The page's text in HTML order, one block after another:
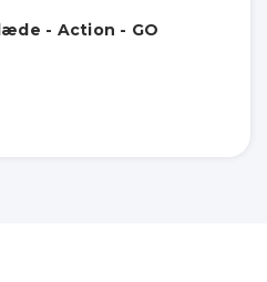
- Action - GO